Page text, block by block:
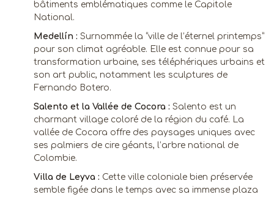
bâtiments emblématiques comme le Capitole
National.
Medellín : Surnommée la “ville de l’éternel printemps”
pour son climat agréable. Elle est connue pour sa
transformation urbaine, ses téléphériques urbains et
son art public, notamment les sculptures de
Fernando Botero.
Salento et la Vallée de Cocora : Salento est un
charmant village coloré de la région du café. La
vallée de Cocora offre des paysages uniques avec
ses palmiers de cire géants, l’arbre national de
Colombie.
Villa de Leyva : Cette ville coloniale bien préservée
semble figée dans le temps avec sa immense plaza